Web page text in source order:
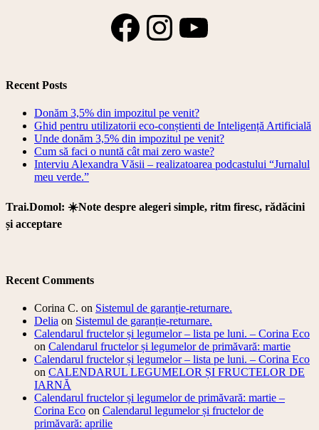
Facebook
Instagram
YouTube
Recent Posts
Donăm 3,5% din impozitul pe venit?
Ghid pentru utilizatorii eco-conștienti de Inteligență Artificială
Unde donăm 3,5% din impozitul pe venit?
Cum să faci o nuntă cât mai zero waste?
Interviu Alexandra Văsii – realizatoarea podcastului “Jurnalul
meu verde.”
Trai.Domol: ☀️Note despre alegeri simple, ritm firesc, rădăcini
și acceptare
Recent Comments
Corina C. on Sistemul de garanție-returnare.
Delia on Sistemul de garanție-returnare.
Calendarul fructelor și legumelor – lista pe luni. – Corina Eco
on Calendarul fructelor și legumelor de primăvară: martie
Calendarul fructelor și legumelor – lista pe luni. – Corina Eco
on CALENDARUL LEGUMELOR ȘI FRUCTELOR DE
IARNĂ
Calendarul fructelor și legumelor de primăvară: martie –
Corina Eco on Calendarul legumelor și fructelor de
primăvară: aprilie